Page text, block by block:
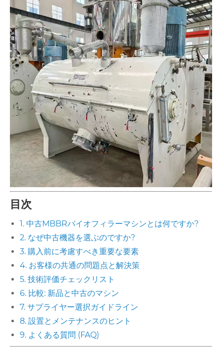
目次
1. 中古MBBRバイオフィラーマシンとは何ですか?
2. なぜ中古機器を選ぶのですか?
3. 購入前に考慮すべき重要な要素
4. お客様の共通の問題点と解決策
5. 技術評価チェックリスト
6. 比較: 新品と中古のマシン
7. サプライヤー選択ガイドライン
8. 設置とメンテナンスのヒント
9. よくある質問 (FAQ)